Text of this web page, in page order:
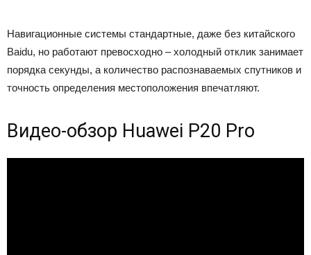
Навигационные системы стандартные, даже без китайского
Baidu, но работают превосходно – холодный отклик занимает
порядка секунды, а количество распознаваемых спутников и
точность определения местоположения впечатляют.
Видео-обзор Huawei P20 Pro